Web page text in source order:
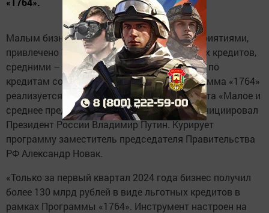
Малым бизнесом, в том числе микропредприятиями,
привлечено 70% от общего объема льготных кредитов,
средними – 30%. Средневзвешенная ставка по
кредитам составила 13,4% годовых. Программа «1764»
реализуется в рамках национального проекта «Малое и
среднее предпринимательство», который инициировал
Президент России Владимир Путин. Курирует
программу заместитель председателя Правительства
РФ Александр Новак.
«Только за первый квартал 2024 года бизнес получил
более 130 млрд рублей в виде льготных кредитов в
рамках Программы «1764». Инструмент настроен на